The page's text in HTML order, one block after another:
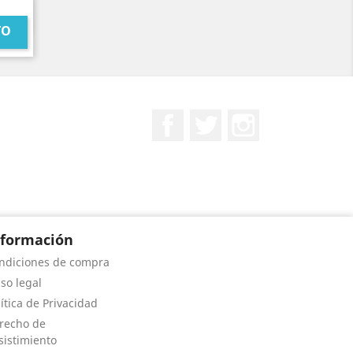
de compra
legal
de Privacidad
de